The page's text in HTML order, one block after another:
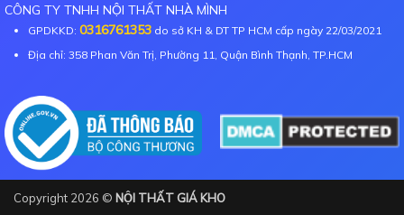
CÔNG TY TNHH NỘI THẤT NHÀ MÌNH
GPDKKD: 0316761353 do sở KH & DT TP HCM cấp ngày 22/03/2021
Địa chỉ: 358 Phan Văn Trị, Phường 11, Quận Bình Thạnh, TP.HCM
Copyright 2026 © NỘI THẤT GIÁ KHO